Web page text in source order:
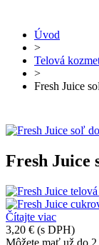
Úvod
>
Telová
>
Fresh Juice
Fresh Juice
Čítajte viac
3,20 € (s DPH)
Môžete mať už do